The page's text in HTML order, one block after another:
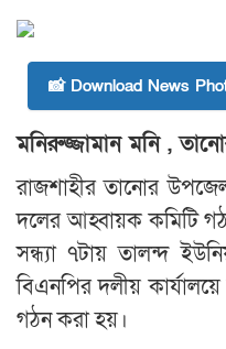
📸 Download News
মনিরুজ্জামান মনি ,
রাজশাহীর তানোর
দলের আহ্বায়ক কমিটি
সন্ধ্যা ৭টায় তালন্দ
বিএনপির দলীয়
গঠন করা হয়।